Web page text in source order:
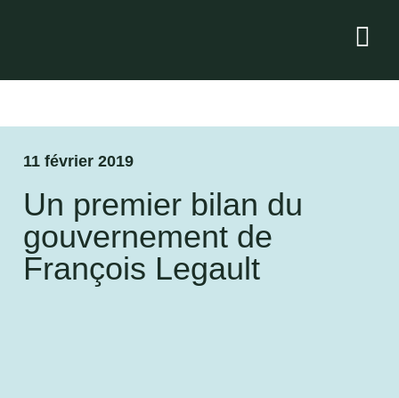
11 février 2019
Un premier bilan du
gouvernement de
François Legault